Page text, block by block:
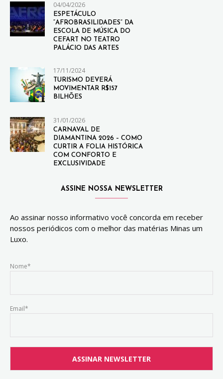
04/04/2026
ESPETÁCULO
“AFROBRASILIDADES” DA
ESCOLA DE MÚSICA DO
CEFART NO TEATRO
PALÁCIO DAS ARTES
17/11/2024
TURISMO DEVERÁ
MOVIMENTAR R$157
BILHÕES
31/01/2026
CARNAVAL DE
DIAMANTINA 2026 – COMO
CURTIR A FOLIA HISTÓRICA
COM CONFORTO E
EXCLUSIVIDADE
ASSINE NOSSA NEWSLETTER
Ao assinar nosso informativo você concorda em receber
nossos periódicos com o melhor das matérias Minas um
Luxo.
Nome*
Email*